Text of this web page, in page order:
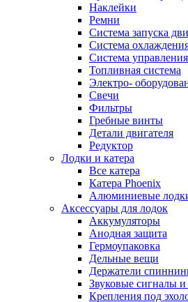
Наклейки
Ремни
Система запуска
Система
Система управления
Топливная система
Электро-
Свечи
Фильтры
Гребные винты
Детали двигателя
Редуктор
Лодки и катера
Все катера
Катера Phoenix
Алюминиевые
Аксессуары для лодок
Аккумуляторы
Анодная защита
Гермоупаковка
Дельные вещи
Держатели
Звуковые сигналы
Крепления под